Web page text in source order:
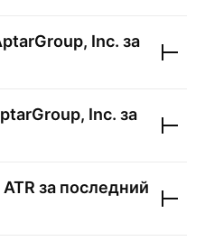
Inc. за
Inc. за
ATR за последний